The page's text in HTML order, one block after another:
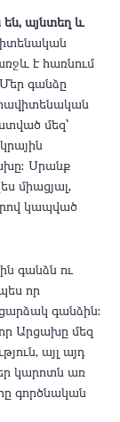
են, այնտեղ և
է հառնում
գանձը
հավիտենական
մեզ՝
Սրանք
միացյալ,
կապված
գանձն ու
որ
գանձին։
Արցախը մեզ
այլ այդ
կարոտն առ
գործնական